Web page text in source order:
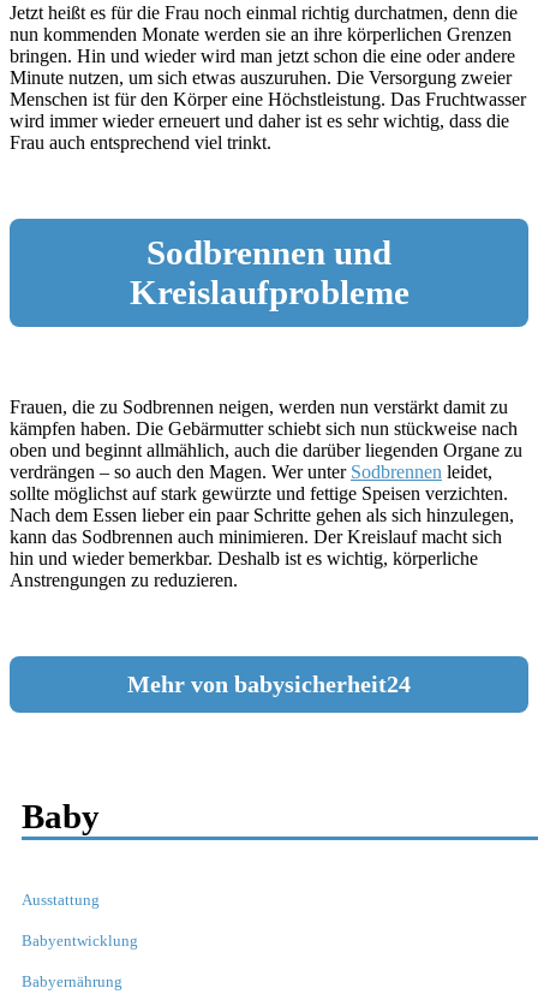
Jetzt heißt es für die Frau noch einmal richtig durchatmen, denn die
nun kommenden Monate werden sie an ihre körperlichen Grenzen
bringen. Hin und wieder wird man jetzt schon die eine oder andere
Minute nutzen, um sich etwas auszuruhen. Die Versorgung zweier
Menschen ist für den Körper eine Höchstleistung. Das Fruchtwasser
wird immer wieder erneuert und daher ist es sehr wichtig, dass die
Frau auch entsprechend viel trinkt.
Sodbrennen und
Kreislaufprobleme
Frauen, die zu Sodbrennen neigen, werden nun verstärkt damit zu
kämpfen haben. Die Gebärmutter schiebt sich nun stückweise nach
oben und beginnt allmählich, auch die darüber liegenden Organe zu
verdrängen – so auch den Magen. Wer unter Sodbrennen leidet,
sollte möglichst auf stark gewürzte und fettige Speisen verzichten.
Nach dem Essen lieber ein paar Schritte gehen als sich hinzulegen,
kann das Sodbrennen auch minimieren. Der Kreislauf macht sich
hin und wieder bemerkbar. Deshalb ist es wichtig, körperliche
Anstrengungen zu reduzieren.
Mehr von babysicherheit24
Baby
Ausstattung
Babyentwicklung
Babyernährung